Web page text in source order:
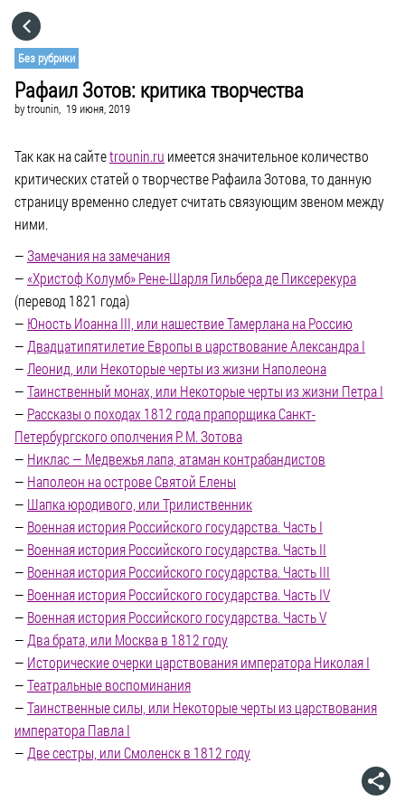
Без рубрики
Рафаил Зотов: критика творчества
bytrounin, 19 июня, 2019
Так как на сайтеtrounin.ru имеется значительное количество
критических статей о творчестве Рафаила Зотова, то данную
страницу временно следует считать связующим звеном между
ними.
—Замечания на замечания
— «Христоф Колумб» Рене-Шарля Гильбера де Пиксерекура
(перевод 1821 года)
— Юность Иоанна III, или нашествие Тамерлана на Россию
— Двадцатипятилетие Европы в царствование Александра I
— Леонид, или Некоторые черты из жизни Наполеона
—Таинственный монах, или Некоторые черты из жизни Петра I
— Рассказы о походах 1812 года прапорщика Санкт-
Петербургского ополчения Р. М. Зотова
— Никлас — Медвежья лапа, атаман контрабандистов
— Наполеон на острове Святой Елены
— Шапка юродивого, или Трилиственник
— Военная история Российского государства. Часть I
— Военная история Российского государства. Часть II
— Военная история Российского государства. Часть III
— Военная история Российского государства. Часть IV
— Военная история Российского государства. Часть V
— Два брата, или Москва в 1812 году
— Исторические очерки царствования императора Николая I
—Театральные воспоминания
—Таинственные силы, или Некоторые черты из царствования
императора Павла I
— Две сестры, или Смоленск в 1812 году
CATEGORIES
VISIT WEBSITE